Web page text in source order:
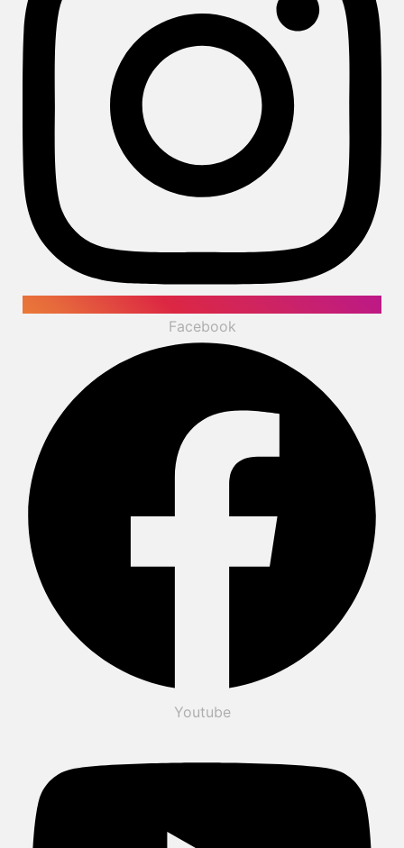
Facebook
Youtube